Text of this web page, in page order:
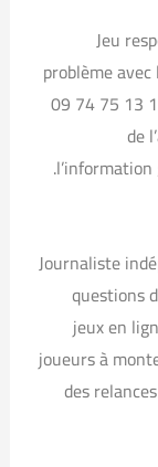
Jeu
problème
09 74 75 13
de
Journaliste
questions
jeux en
joueurs à
des